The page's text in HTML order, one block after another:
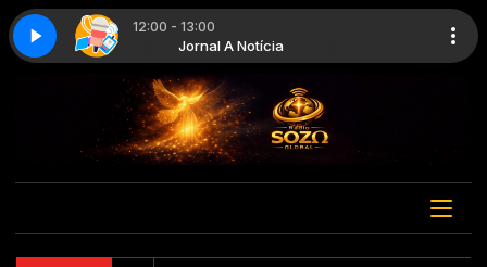
12:00 - 13:00
Jornal A Notícia
Parte 1 Jornal A Notícia - Parte 1